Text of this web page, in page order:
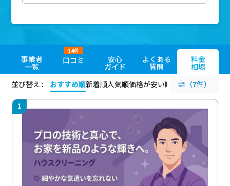
事業者
一覧
口コミ
14件
安心
ガイド
よくある
質問
料金
相場
並び替え :
おすすめ順新着順人気順価格が安い順 評価が高い順
（7件）
1